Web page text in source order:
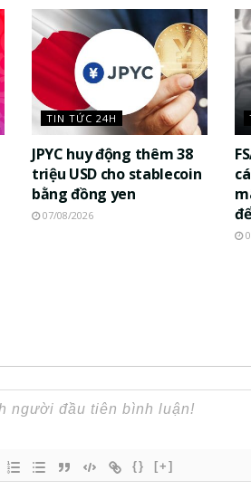
TIN TỨC 24H
JPYC huy động thêm 38
triệu USD cho stablecoin
bằng đồng yen
07/08/2026
{} [+]